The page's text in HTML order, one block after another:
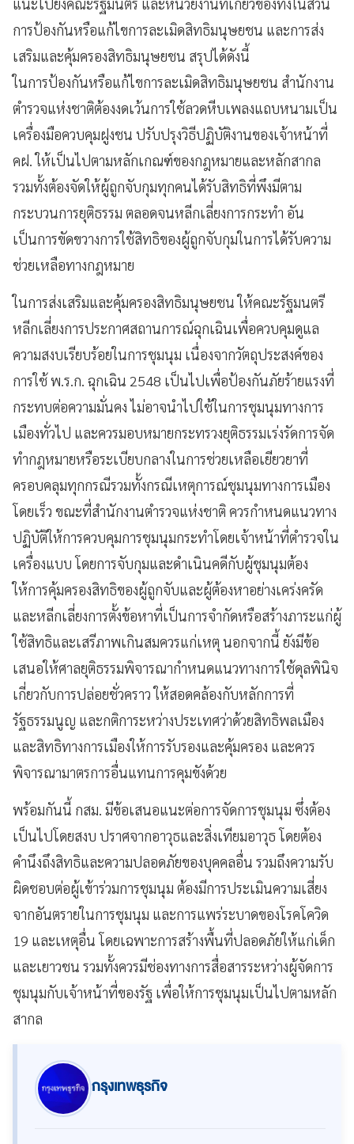
แนะไปยังคณะรัฐมนตรี และหน่วยงานที่เกี่ยวข้องทั้งในส่วน
การป้องกันหรือแก้ไขการละเมิดสิทธิมนุษยชน และการส่ง
เสริมและคุ้มครองสิทธิมนุษยชน สรุปได้ดังนี้
ในการป้องกันหรือแก้ไขการละเมิดสิทธิมนุษยชน สำนักงาน
ตำรวจแห่งชาติต้องงดเว้นการใช้ลวดหีบเพลงแถบหนามเป็น
เครื่องมือควบคุมฝูงชน ปรับปรุงวิธีปฏิบัติงานของเจ้าหน้าที่
คฝ. ให้เป็นไปตามหลักเกณฑ์ของกฎหมายและหลักสากล
รวมทั้งต้องจัดให้ผู้ถูกจับกุมทุกคนได้รับสิทธิที่พึงมีตาม
กระบวนการยุติธรรม ตลอดจนหลีกเลี่ยงการกระทำ อัน
เป็นการขัดขวางการใช้สิทธิของผู้ถูกจับกุมในการได้รับความ
ช่วยเหลือทางกฎหมาย
ในการส่งเสริมและคุ้มครองสิทธิมนุษยชน ให้คณะรัฐมนตรี
หลีกเลี่ยงการประกาศสถานการณ์ฉุกเฉินเพื่อควบคุมดูแล
ความสงบเรียบร้อยในการชุมนุม เนื่องจากวัตถุประสงค์ของ
การใช้ พ.ร.ก. ฉุกเฉิน 2548 เป็นไปเพื่อป้องกันภัยร้ายแรงที่
กระทบต่อความมั่นคง ไม่อาจนำไปใช้ในการชุมนุมทางการ
เมืองทั่วไป และควรมอบหมายกระทรวงยุติธรรมเร่งรัดการจัด
ทำกฎหมายหรือระเบียบกลางในการช่วยเหลือเยียวยาที่
ครอบคลุมทุกกรณีรวมทั้งกรณีเหตุการณ์ชุมนุมทางการเมือง
โดยเร็ว ขณะที่สำนักงานตำรวจแห่งชาติ ควรกำหนดแนวทาง
ปฏิบัติให้การควบคุมการชุมนุมกระทำโดยเจ้าหน้าที่ตำรวจใน
เครื่องแบบ โดยการจับกุมและดำเนินคดีกับผู้ชุมนุมต้อง
ให้การคุ้มครองสิทธิของผู้ถูกจับและผู้ต้องหาอย่างเคร่งครัด
และหลีกเลี่ยงการตั้งข้อหาที่เป็นการจำกัดหรือสร้างภาระแก่ผู้
ใช้สิทธิและเสรีภาพเกินสมควรแก่เหตุ นอกจากนี้ ยังมีข้อ
เสนอให้ศาลยุติธรรมพิจารณากำหนดแนวทางการใช้ดุลพินิจ
เกี่ยวกับการปล่อยชั่วคราว ให้สอดคล้องกับหลักการที่
รัฐธรรมนูญ และกติการะหว่างประเทศว่าด้วยสิทธิพลเมือง
และสิทธิทางการเมืองให้การรับรองและคุ้มครอง และควร
พิจารณามาตรการอื่นแทนการคุมขังด้วย
พร้อมกันนี้ กสม. มีข้อเสนอแนะต่อการจัดการชุมนุม ซึ่งต้อง
เป็นไปโดยสงบ ปราศจากอาวุธและสิ่งเทียมอาวุธ โดยต้อง
คำนึงถึงสิทธิและความปลอดภัยของบุคคลอื่น รวมถึงความรับ
ผิดชอบต่อผู้เข้าร่วมการชุมนุม ต้องมีการประเมินความเสี่ยง
จากอันตรายในการชุมนุม และการแพร่ระบาดของโรคโควิด
19 และเหตุอื่น โดยเฉพาะการสร้างพื้นที่ปลอดภัยให้แก่เด็ก
และเยาวชน รวมทั้งควรมีช่องทางการสื่อสารระหว่างผู้จัดการ
ชุมนุมกับเจ้าหน้าที่ของรัฐ เพื่อให้การชุมนุมเป็นไปตามหลัก
สากล
กรุงเทพธุรกิจ